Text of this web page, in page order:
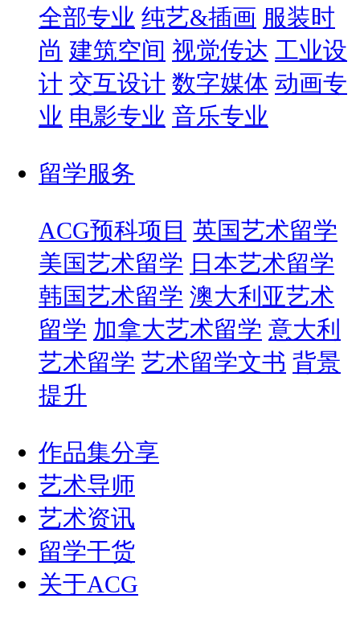
全部专业 纯艺&插画 服装时
尚 建筑空间 视觉传达 工业设
计 交互设计 数字媒体 动画专
业 电影专业 音乐专业
留学服务
ACG预科项目 英国艺术留学
美国艺术留学 日本艺术留学
韩国艺术留学 澳大利亚艺术
留学 加拿大艺术留学 意大利
艺术留学 艺术留学文书 背景
提升
作品集分享
艺术导师
艺术资讯
留学干货
关于ACG